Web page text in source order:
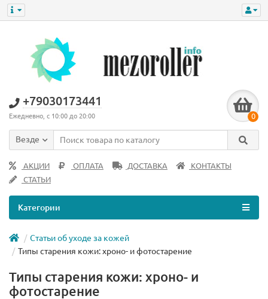
+79030173441
Ежедневно, с 10:00 до 20:00 0
Везде
АКЦИИ ОПЛАТА ДОСТАВКА
КОНТАКТЫ
СТАТЬИ
Категории
Статьи об уходе за кожей
Типы старения кожи: хроно- и фотостарение
Типы старения кожи: хроно- и
фотостарение